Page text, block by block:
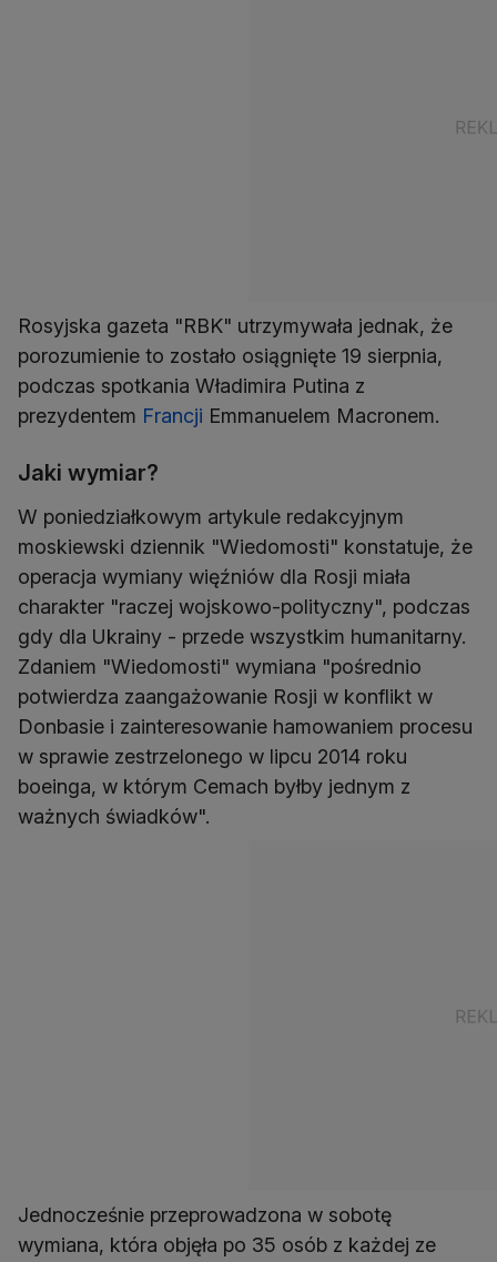
Rosyjska gazeta "RBK" utrzymywała jednak, że
porozumienie to zostało osiągnięte 19 sierpnia,
podczas spotkania Władimira Putina z
prezydentem Francji Emmanuelem Macronem.
Jaki wymiar?
W poniedziałkowym artykule redakcyjnym
moskiewski dziennik "Wiedomosti" konstatuje, że
operacja wymiany więźniów dla Rosji miała
charakter "raczej wojskowo-polityczny", podczas
gdy dla Ukrainy - przede wszystkim humanitarny.
Zdaniem "Wiedomosti" wymiana "pośrednio
potwierdza zaangażowanie Rosji w konflikt w
Donbasie i zainteresowanie hamowaniem procesu
w sprawie zestrzelonego w lipcu 2014 roku
boeinga, w którym Cemach byłby jednym z
ważnych świadków".
Jednocześnie przeprowadzona w sobotę
wymiana, która objęła po 35 osób z każdej ze